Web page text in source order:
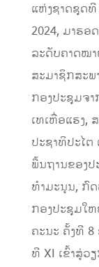
ແຫ່ງຊາດຊຸດ
2024, ມາຮອ
ລະດັບຄາດໝ
ສະມາຊິກສະ
ກອງປະຊຸມຈ
ເທເຫື່ອແຮງ,
ປະຊາທິປະໄຕ
ພື້ນຖານຂອງ
ທໍາມະນູນ, ກົ
ກອງປະຊຸມໃ
ຄະນະ ຄັ້ງທີ 8
ທີ XI ເຂົ້າສູ່ວ